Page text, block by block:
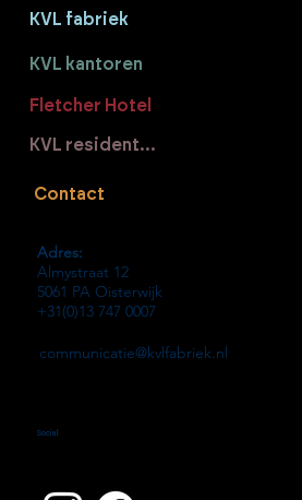
KVL residenties
KVL fabriek
Fletcher Hotel
KVL kantoren
Contact
Adres:
Almystraat 12
5061 PA Oisterwijk
+31(0)13 747 0007
communicatie@kvlfabriek.nl
Social